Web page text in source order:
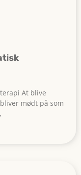
At blive
mødt på som